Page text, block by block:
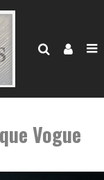
Vogue